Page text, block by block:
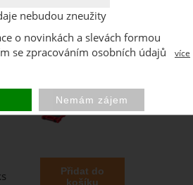
nebudou zneužity
o novinkách a slevách formou
se zpracováním osobních údajů
více